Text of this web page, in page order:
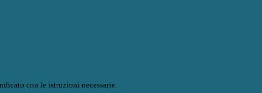
con le istruzioni necessarie.